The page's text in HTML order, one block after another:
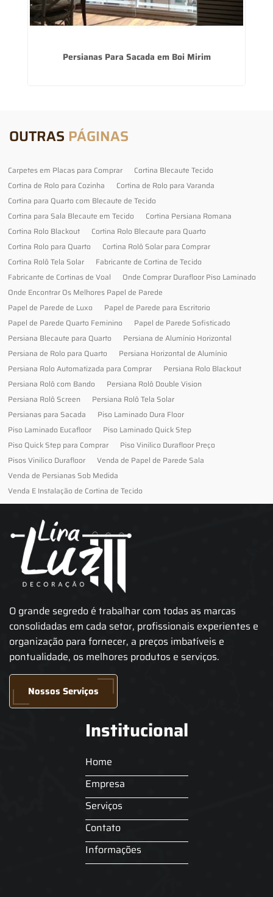
Persianas Para Sacada em Boi Mirim
OUTRAS PÁGINAS
Carpetes em Placas para Comprar
Cortina Blecaute Tecido
Cortina de Rolo para Cozinha
Cortina de Rolo para Varanda
Cortina para Quarto com Blecaute de Tecido
Cortina para Sala Blecaute em Tecido
Cortina Persiana Romana
Cortina Rolo Blackout
Cortina Rolo Blecaute para Quarto
Cortina Rolo para Quarto
Cortina Rolô Solar para Comprar
Cortina Rolô Tela Solar
Fabricante de Cortina de Tecido
Fabricante de Cortinas de Voal
Onde Comprar Durafloor Piso Laminado
Onde Encontrar Os Melhores Papel de Parede
Papel de Parede de Luxo
Papel de Parede para Escritorio
Papel de Parede Quarto Feminino
Papel de Parede Sofisticado
Persiana Blecaute para Quarto
Persiana de Alumínio Horizontal
Persiana de Rolo para Quarto
Persiana Horizontal de Alumínio
Persiana Rolo Automatizada para Comprar
Persiana Rolo Blackout
Persiana Rolô com Bando
Persiana Rolô Double Vision
Persiana Rolô Screen
Persiana Rolô Tela Solar
Persianas para Sacada
Piso Laminado Dura Floor
Piso Laminado Eucafloor
Piso Laminado Quick Step
Piso Quick Step para Comprar
Piso Vinilico Durafloor Preço
Pisos Vinilico Durafloor
Venda de Papel de Parede Sala
Venda de Persianas Sob Medida
Venda E Instalação de Cortina de Tecido
O grande segredo é trabalhar com todas as marcas
consolidadas em cada setor, profissionais experientes e
organização para fornecer, a preços imbatíveis e
pontualidade, os melhores produtos e serviços.
Nossos Serviços
Institucional
Home
Empresa
Serviços
Contato
Informações